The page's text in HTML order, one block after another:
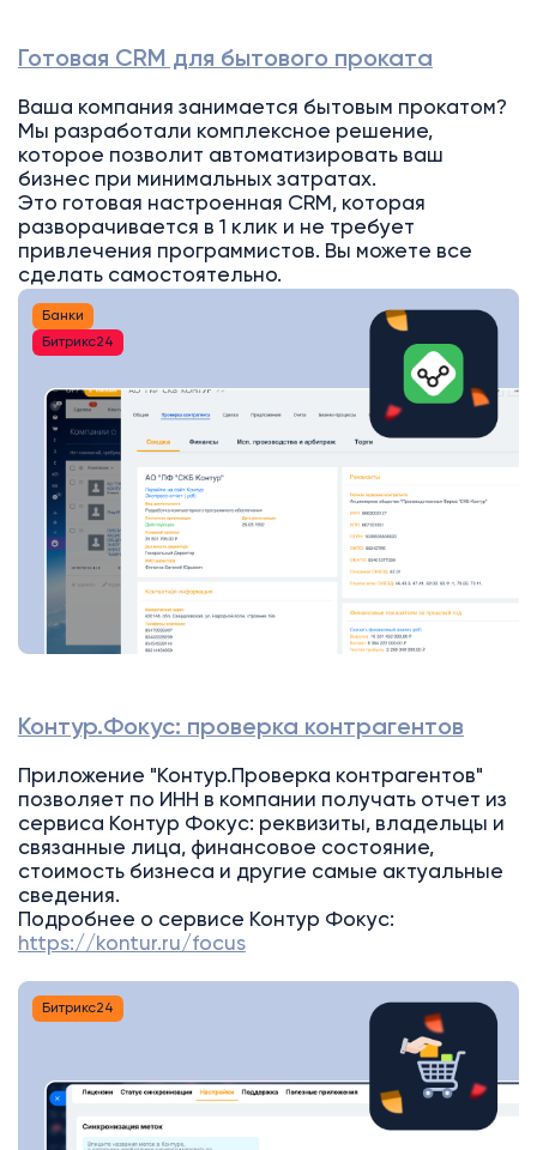
Готовая CRM для бытового проката
Ваша компания занимается бытовым прокатом?
Мы разработали комплексное решение,
которое позволит автоматизировать ваш
бизнес при минимальных затратах.
Это готовая настроенная CRM, которая
разворачивается в 1 клик и не требует
привлечения программистов. Вы можете все
сделать самостоятельно.
Банки
Битрикс24
Контур.Фокус: проверка контрагентов
Приложение "Контур.Проверка контрагентов"
позволяет по ИНН в компании получать отчет из
сервиса Контур Фокус: реквизиты, владельцы и
связанные лица, финансовое состояние,
стоимость бизнеса и другие самые актуальные
сведения.
Подробнее о сервисе Контур Фокус:
https://kontur.ru/focus
Битрикс24